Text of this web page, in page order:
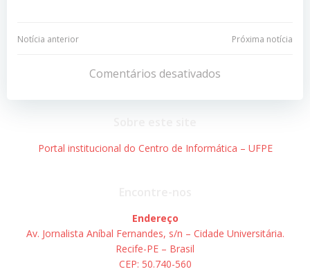
Navegação
Post
Notícia anterior
Navegação
de
Post
Próxima notícia
Comentários desativados
Portal institucional do Centro de Informática – UFPE
Endereço
Av. Jornalista Aníbal Fernandes, s/n – Cidade Universitária.
Recife-PE – Brasil
CEP: 50.740-560